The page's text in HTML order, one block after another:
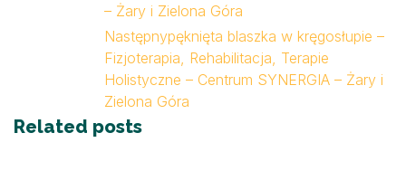
– Żary i Zielona Góra
Następnypęknięta blaszka w kręgosłupie –
Fizjoterapia, Rehabilitacja, Terapie
Holistyczne – Centrum SYNERGIA – Żary i
Zielona Góra
Related posts